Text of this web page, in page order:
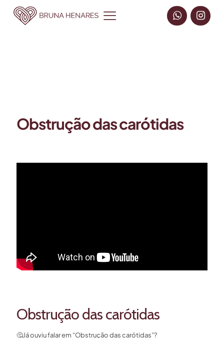
Obstrução das carótidas
Obstrução das carótidas
🤔Já ouviu falar em “Obstrução das carótidas”?⁣